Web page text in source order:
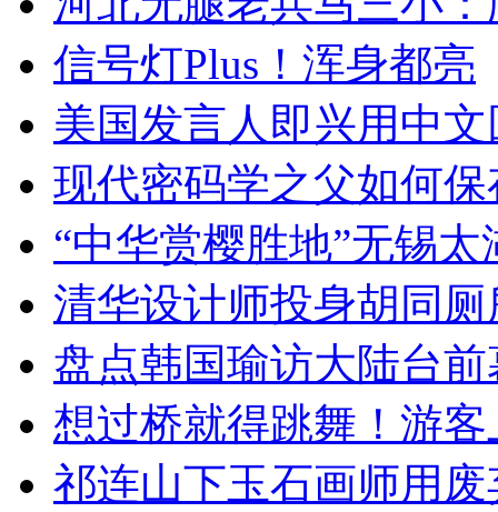
信号灯Plus！浑身都亮
美国发言人即兴用中
现代密码学之父如何
“中华赏樱胜地”无锡
清华设计师投身胡同
盘点韩国瑜访大陆台
想过桥就得跳舞！游客
祁连山下玉石画师用